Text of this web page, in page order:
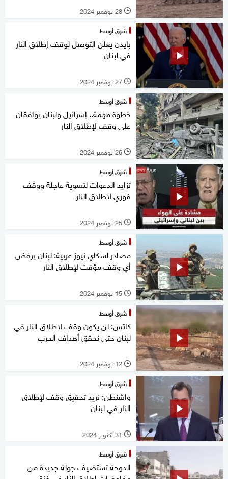
l 28 نوفمبر 2024
شرق أوسط
بايدن يعلن التوصل لوقف إطلاق النار
في لبنان
l 27 نوفمبر 2024
شرق أوسط
خطوة مهمة.. إسرائيل ولبنان يوافقان
على وقف لإطلاق النار
l 26 نوفمبر 2024
شرق أوسط
تزايد الدعوات لتسوية عاجلة ووقف
فوري لإطلاق النار
l 25 نوفمبر 2024
شرق أوسط
مصادر لسكاي نيوز عربية: لبنان يرفض
أي وقف مؤقت لإطلاق النار
l 15 نوفمبر 2024
شرق أوسط
كاتس: لن يكون وقف لإطلاق النار في
لبنان حتى نحقق أهداف الحرب
l 12 نوفمبر 2024
شرق أوسط
واشنطن: نريد تحقيق وقف لإطلاق
النار في لبنان
l 31 أكتوبر 2024
شرق أوسط
الدوحة تستضيف جولة جديدة من